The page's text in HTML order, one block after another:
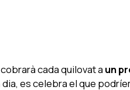
cada quilovat a un
es celebra el que